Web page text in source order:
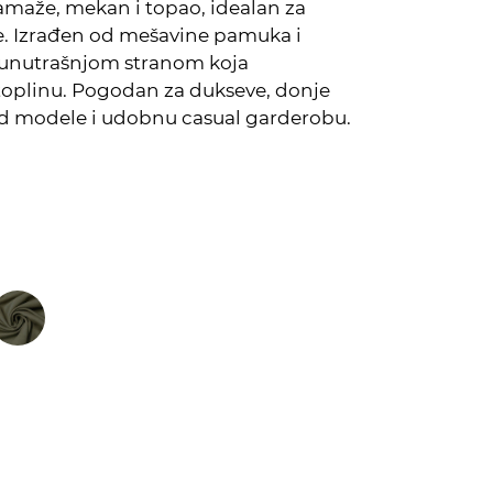
mekan i topao, idealan za
Izrađen od mešavine pamuka i
stranom koja
Pogodan za dukseve, donje
modele i udobnu casual garderobu.